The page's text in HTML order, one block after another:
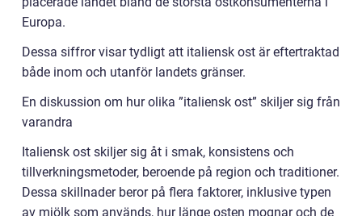
Europa.
Dessa siffror visar tydligt att italiensk ost är eftertraktad
både inom och utanför landets gränser.
En diskussion om hur olika ”italiensk ost” skiljer sig från
varandra
Italiensk ost skiljer sig åt i smak, konsistens och
tillverkningsmetoder, beroende på region och traditioner.
Dessa skillnader beror på flera faktorer, inklusive typen
av mjölk som används, hur länge osten mognar och de